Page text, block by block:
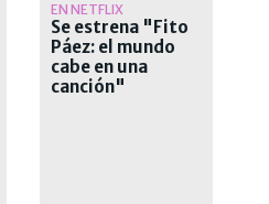
EN NETFLIX
Se estrena "Fito
Páez: el mundo
cabe en una
canción"